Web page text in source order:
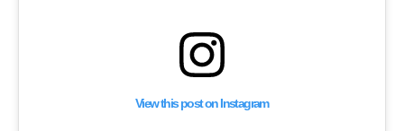
View this post on Instagram